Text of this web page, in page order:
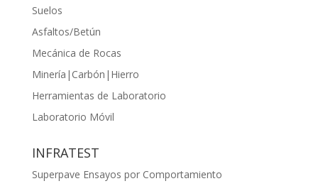
Suelos
Asfaltos/Betún
Mecánica de Rocas
Minería|Carbón|Hierro
Herramientas de Laboratorio
Laboratorio Móvil
INFRATEST
Superpave Ensayos por Comportamiento